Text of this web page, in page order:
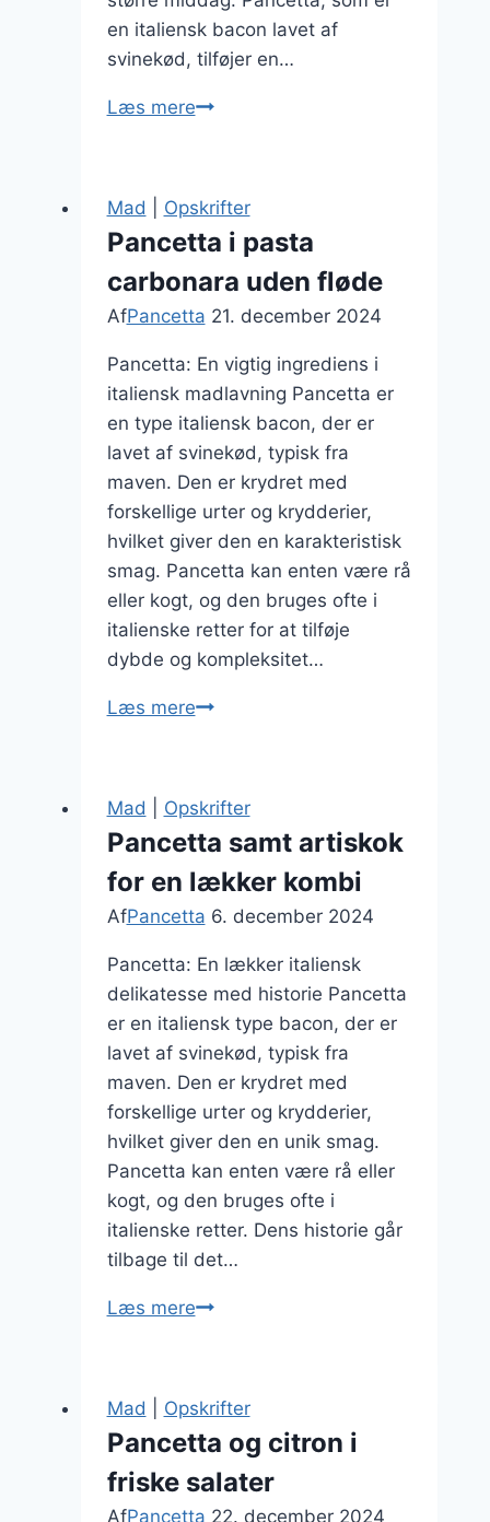
en italiensk bacon lavet af
svinekød, tilføjer en…
Læs merePancetta
opskrift
Mad Opskrifter
Pancetta i pasta
carbonara uden fløde
AfPancetta 21. december 2024
Pancetta: En vigtig ingrediens i
italiensk madlavning Pancetta er
en type italiensk bacon, der er
lavet af svinekød, typisk fra
maven. Den er krydret med
forskellige urter og krydderier,
hvilket giver den en karakteristisk
smag. Pancetta kan enten være rå
eller kogt, og den bruges ofte i
italienske retter for at tilføje
dybde og kompleksitet…
Læs merePancetta
carbonara
fløde
Mad Opskrifter
Pancetta samt artiskok
for en lækker kombi
AfPancetta 6. december 2024
Pancetta: En lækker italiensk
delikatesse med historie Pancetta
er en italiensk type bacon, der er
lavet af svinekød, typisk fra
maven. Den er krydret med
forskellige urter og krydderier,
hvilket giver den en unik smag.
Pancetta kan enten være rå eller
kogt, og den bruges ofte i
italienske retter. Dens historie går
tilbage til det…
Læs merePancetta
for
lækker
kombi
Mad Opskrifter
Pancetta og citron i
friske salater
AfPancetta 22. december 2024